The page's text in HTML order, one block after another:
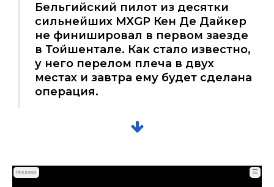
Бельгийский пилот из десятки
сильнейших MXGP Кен Де Дайкер
не финишировал в первом заезде
в Тойшентале. Как стало известно,
у него перелом плеча в двух
местах и завтра ему будет сделана
операция.
Реклама ☰